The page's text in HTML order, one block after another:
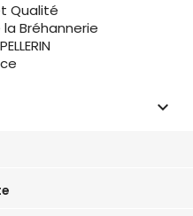
Qualité
Bréhannerie
